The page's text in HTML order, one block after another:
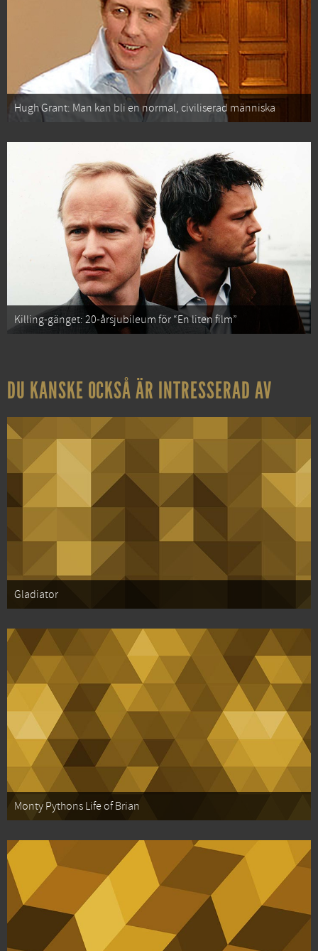
Hugh Grant: Man kan bli en normal, civiliserad människa
Killing-gänget: 20-årsjubileum för “En liten film”
DU KANSKE OCKSÅ ÄR INTRESSERAD AV
Gladiator
Monty Pythons Life of Brian